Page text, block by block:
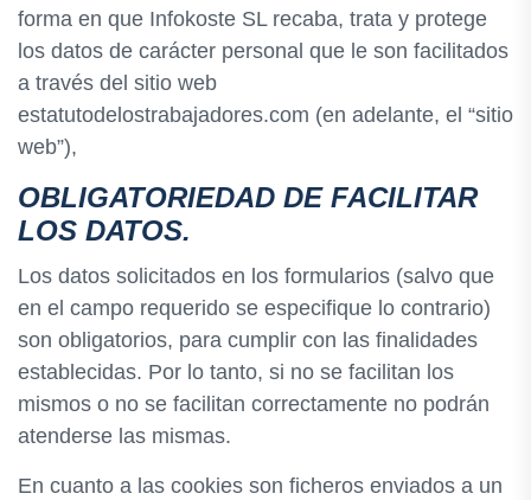
forma en que Infokoste SL recaba, trata y protege
los datos de carácter personal que le son facilitados
a través del sitio web
estatutodelostrabajadores.com (en adelante, el “sitio
web”),
OBLIGATORIEDAD DE FACILITAR
LOS DATOS.
Los datos solicitados en los formularios (salvo que
en el campo requerido se especifique lo contrario)
son obligatorios, para cumplir con las finalidades
establecidas. Por lo tanto, si no se facilitan los
mismos o no se facilitan correctamente no podrán
atenderse las mismas.
En cuanto a las cookies son ficheros enviados a un